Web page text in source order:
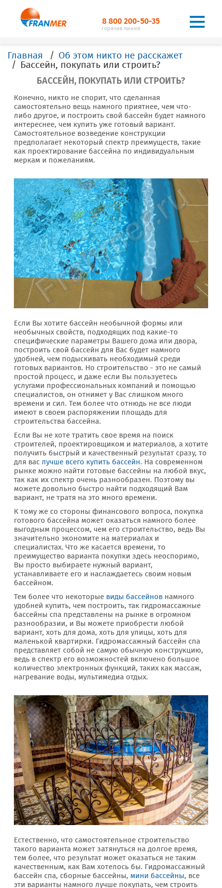
8 800 200-50-35
горячая линия
Главная
Об этом никто не расскажет
Бассейн, покупать или строить?
БАССЕЙН, ПОКУПАТЬ ИЛИ СТРОИТЬ?
Конечно, никто не спорит, что сделанная
самостоятельно вещь намного приятнее, чем что-
либо другое, и построить свой бассейн будет намного
интереснее, чем купить уже готовый вариант.
Самостоятельное возведение конструкции
предполагает некоторый спектр преимуществ, такие
как проектирование бассейна по индивидуальным
меркам и пожеланиям.
Если Вы хотите бассейн необычной формы или
необычных свойств, подходящих под какие-то
специфические параметры Вашего дома или двора,
построить свой бассейн для Вас будет намного
удобней, чем подыскивать необходимый среди
готовых вариантов. Но строительство - это не самый
простой процесс, и даже если Вы пользуетесь
услугами профессиональных компаний и помощью
специалистов, он отнимет у Вас слишком много
времени и сил. Тем более что отнюдь не все люди
имеют в своем распоряжении площадь для
строительства бассейна.
Если Вы не хоте тратить свое время на поиск
строителей, проектировщиком и материалов, а хотите
получить быстрый и качественный результат сразу, то
для вас лучше всего купить бассейн. На современном
рынке можно найти готовые бассейны на любой вкус,
так как их спектр очень разнообразен. Поэтому вы
можете довольно быстро найти подходящий Вам
вариант, не тратя на это много времени.
К тому же со стороны финансового вопроса, покупка
готового бассейна может оказаться намного более
выгодным процессом, чем его строительство, ведь Вы
значительно экономите на материалах и
специалистах. Что же касается времени, то
преимущество варианта покупки здесь неоспоримо,
Вы просто выбираете нужный вариант,
устанавливаете его и наслаждаетесь своим новым
бассейном.
Тем более что некоторые виды бассейнов намного
удобней купить, чем построить, так гидромассажные
бассейны спа представлены на рынке в огромном
разнообразии, и Вы можете приобрести любой
вариант, хоть для дома, хоть для улицы, хоть для
маленькой квартирки. Гидромассажный бассейн спа
представляет собой не самую обычную конструкцию,
ведь в спектр его возможностей включено большое
количество электронных функций, таких как массаж,
нагревание воды, мультимедиа отдых.
Естественно, что самостоятельное строительство
такого варианта может затянуться на долгое время,
тем более, что результат может оказаться не таким
качественным, как Вам хотелось бы. Гидромассажный
бассейн спа, сборные бассейны, мини бассейны, все
эти варианты намного лучше покупать, чем строить